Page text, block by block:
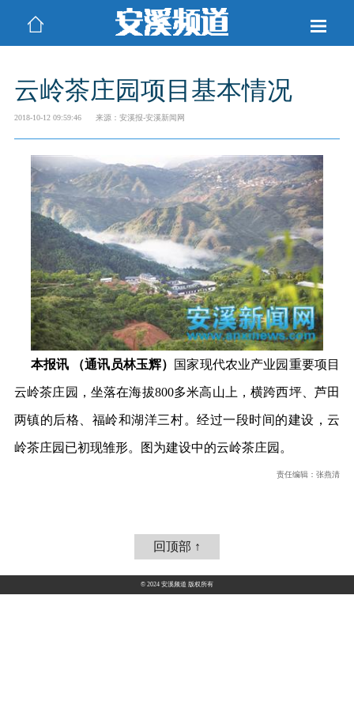
云岭茶庄园项目基本情况
2018-10-12 09:59:46 来源：安溪报-安溪新闻网
本报讯 （通讯员林玉辉） 国家现代农业产业园重要项目
云岭茶庄园，坐落在海拔800多米高山上，横跨西坪、芦田
两镇的后格、福岭和湖洋三村。经过一段时间的建设，云
岭茶庄园已初现雏形。图为建设中的云岭茶庄园。
责任编辑：张燕清
回顶部 ↑
© 2024 安溪频道 版权所有